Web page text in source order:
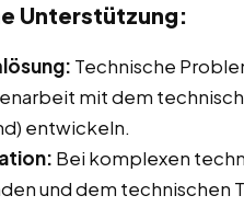
Unterstützung:
Technische
mit dem
entwickeln.
Bei komplexen
und dem technischen